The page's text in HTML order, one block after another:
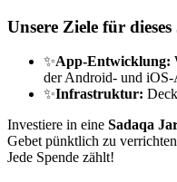
Unsere Ziele für
✨App-Entwicklung:
der Android- und iOS-
✨Infrastruktur:
Investiere in eine Sadaqa
Gebet pünktlich zu
Jede Spende zählt!